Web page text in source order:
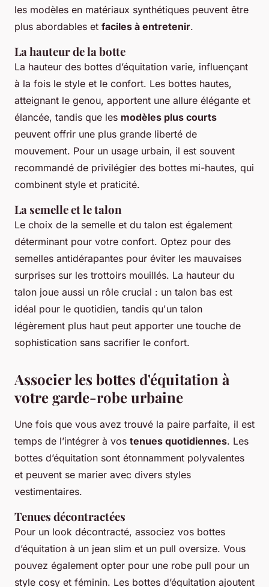
les modèles en matériaux synthétiques peuvent être
plus abordables et faciles à entretenir.
La hauteur de la botte
La hauteur des bottes d’équitation varie, influençant
à la fois le style et le confort. Les bottes hautes,
atteignant le genou, apportent une allure élégante et
élancée, tandis que les modèles plus courts
peuvent offrir une plus grande liberté de
mouvement. Pour un usage urbain, il est souvent
recommandé de privilégier des bottes mi-hautes, qui
combinent style et praticité.
La semelle et le talon
Le choix de la semelle et du talon est également
déterminant pour votre confort. Optez pour des
semelles antidérapantes pour éviter les mauvaises
surprises sur les trottoirs mouillés. La hauteur du
talon joue aussi un rôle crucial : un talon bas est
idéal pour le quotidien, tandis qu'un talon
légèrement plus haut peut apporter une touche de
sophistication sans sacrifier le confort.
Associer les bottes d'équitation à
votre garde-robe urbaine
Une fois que vous avez trouvé la paire parfaite, il est
temps de l’intégrer à vos tenues quotidiennes. Les
bottes d’équitation sont étonnamment polyvalentes
et peuvent se marier avec divers styles
vestimentaires.
Tenues décontractées
Pour un look décontracté, associez vos bottes
d’équitation à un jean slim et un pull oversize. Vous
pouvez également opter pour une robe pull pour un
style cosy et féminin. Les bottes d’équitation ajoutent